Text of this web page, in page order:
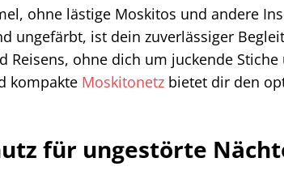
ohne lästige Moskitos und andere
ungefärbt, ist dein zuverlässiger
Reisens, ohne dich um juckende Stiche
kompakte Moskitonetz bietet dir den
für ungestörte